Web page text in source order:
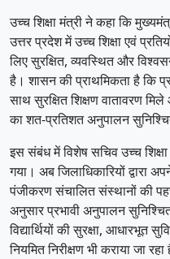
उच्च शिक्षा मंत्री ने कहा कि
उत्तर प्रदेश में उच्च शिक्षा एवं
लिए सुरक्षित, व्यवस्थित और
है। शासन की प्राथमिकता है कि
साथ सुरक्षित शिक्षण वातावरण
का शत-प्रतिशत अनुपालन
इस संबंध में विशेष सचिव उच्च शिक्षा
गया। अब जिलाधिकारियों द्वारा
पंजीकरण संचालित संस्थानों की
अनुसार प्रभावी अनुपालन
विद्यार्थियों की सुरक्षा,
नियमित निरीक्षण भी कराया जा रहा